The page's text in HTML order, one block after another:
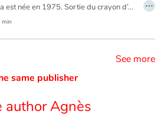
Mimi cracra est née en 1975. Sortie du crayon d’Agnès Rosenstiehl pour le magazine “Pomme d’api”, cette petite fille aux joues roses et cheveux bruns à laquelle il est facile de s’identifier nous entraîne avec humour dans ses aventures quotidiennes.
See more
same publisher
author Agnès